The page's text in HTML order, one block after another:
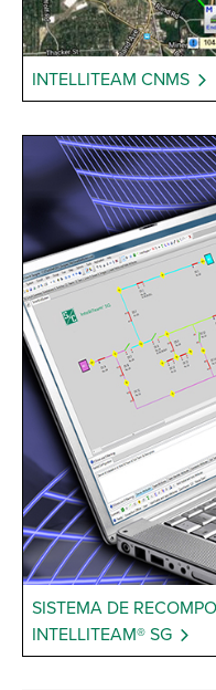
INTELLITEAM CNMS
SISTEMA DE
INTELLITEAM® SG